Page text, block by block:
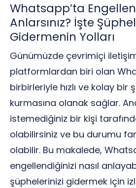
Whatsapp’ta
Anlarsınız? İşte
Gidermenin Yolları
Günümüzde çevrimiçi
platformlardan biri olan
birbirleriyle hızlı ve kolay bir
kurmasına olanak sağlar.
istemediğiniz bir kişi
olabilirsiniz ve bu durumu
olabilir. Bu makalede,
engellendiğinizi nasıl
şüphelerinizi gidermek için